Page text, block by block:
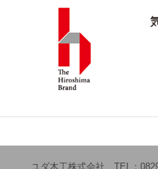
ユダ木工株式会社 TEL：